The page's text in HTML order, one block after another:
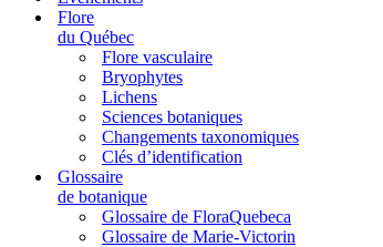
Flore
du Québec
Flore vasculaire
Bryophytes
Lichens
Sciences botaniques
Changements taxonomiques
Clés d’identification
Glossaire
de botanique
Glossaire de FloraQuebeca
Glossaire de Marie-Victorin